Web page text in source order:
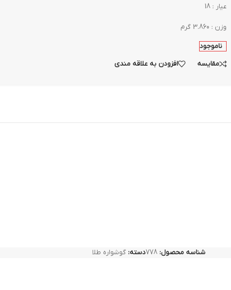
عیار : 18
وزن : 3.860 گرم
ناموجود
مقایسه
افزودن به علاقه مندی
شناسه محصول:778دسته: گوشواره طلا